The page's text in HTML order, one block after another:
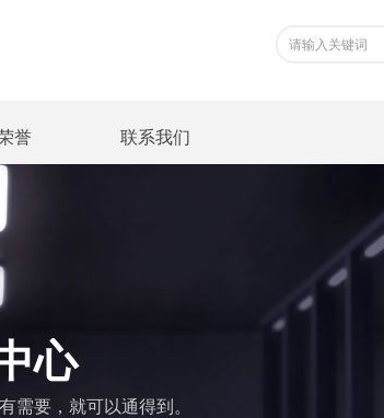
誉
誉
联系我们
心
需要，就可以通得到。